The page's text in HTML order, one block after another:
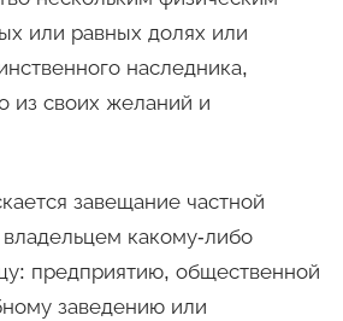
или равных долях или
наследника,
из своих желаний и
завещание частной
какому-либо
предприятию, общественной
заведению или